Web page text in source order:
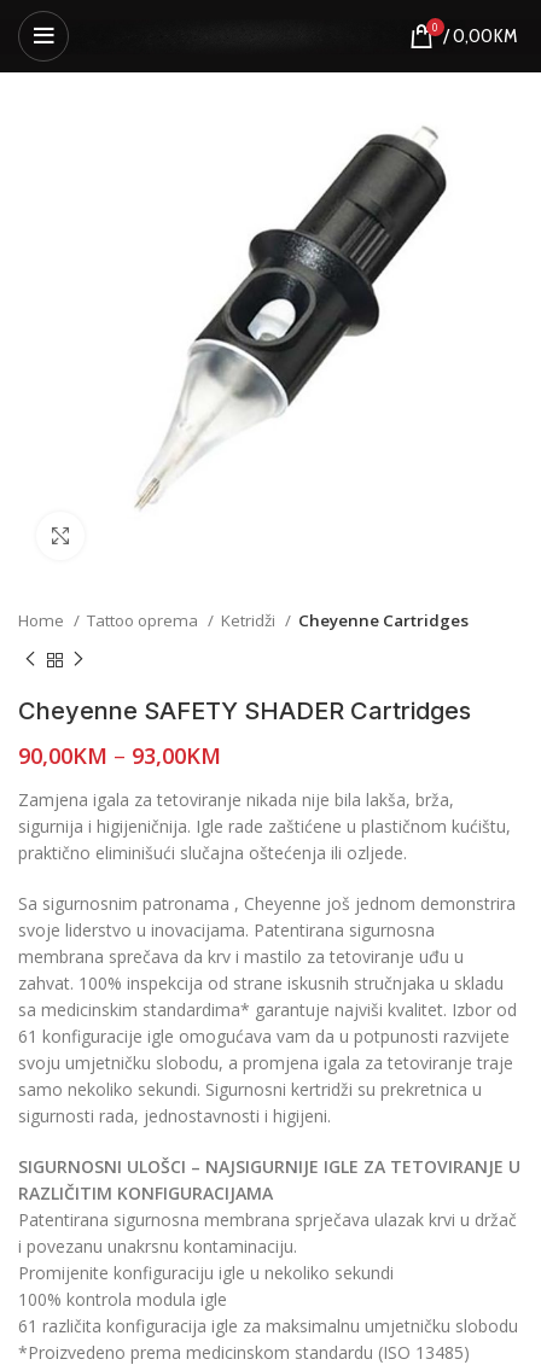
0 /0,00KM
Home Tattoo oprema Ketridži Cheyenne Cartridges
Cheyenne SAFETY SHADER Cartridges
90,00KM – 93,00KM
Zamjena igala za tetoviranje nikada nije bila lakša, brža,
sigurnija i higijeničnija. Igle rade zaštićene u plastičnom kućištu,
praktično eliminišući slučajna oštećenja ili ozljede.
Sa sigurnosnim patronama , Cheyenne još jednom demonstrira
svoje liderstvo u inovacijama. Patentirana sigurnosna
membrana sprečava da krv i mastilo za tetoviranje uđu u
zahvat. 100% inspekcija od strane iskusnih stručnjaka u skladu
sa medicinskim standardima* garantuje najviši kvalitet. Izbor od
61 konfiguracije igle omogućava vam da u potpunosti razvijete
svoju umjetničku slobodu, a promjena igala za tetoviranje traje
samo nekoliko sekundi. Sigurnosni kertridži su prekretnica u
sigurnosti rada, jednostavnosti i higijeni.
SIGURNOSNI ULOŠCI – NAJSIGURNIJE IGLE ZA TETOVIRANJE U
RAZLIČITIM KONFIGURACIJAMA
Patentirana sigurnosna membrana sprječava ulazak krvi u držač
i povezanu unakrsnu kontaminaciju.
Promijenite konfiguraciju igle u nekoliko sekundi
100% kontrola modula igle
61 različita konfiguracija igle za maksimalnu umjetničku slobodu
*Proizvedeno prema medicinskom standardu (ISO 13485)